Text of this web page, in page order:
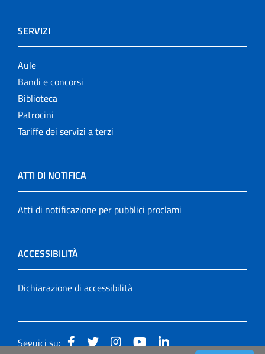
SERVIZI
Aule
Bandi e concorsi
Biblioteca
Patrocini
Tariffe dei servizi a terzi
ATTI DI NOTIFICA
Atti di notificazione per pubblici proclami
ACCESSIBILITÀ
Dichiarazione di accessibilità
Seguici su: